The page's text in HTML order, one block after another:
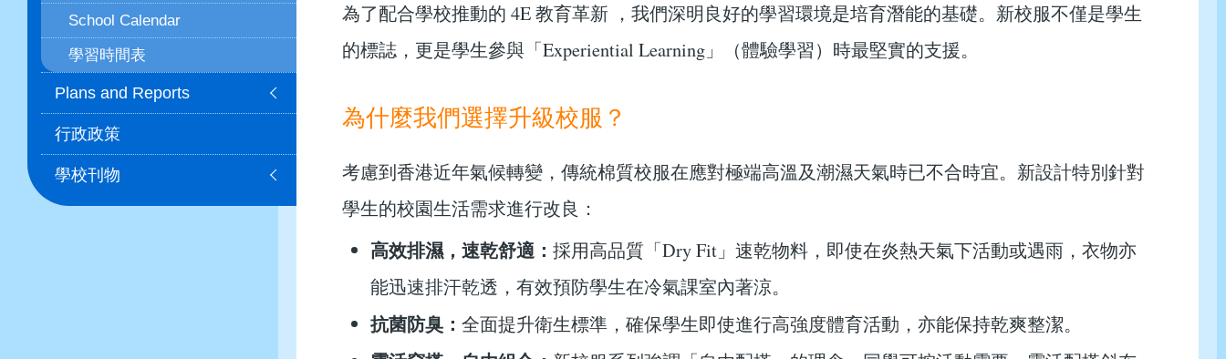
為了配合學校推動的 4E 教育革新 ，我們深明良好的學習環境是培育潛能的基礎。新校服不僅是學生
的標誌，更是學生參與「Experiential Learning」（體驗學習）時最堅實的支援。
為什麼我們選擇升級校服？
考慮到香港近年氣候轉變，傳統棉質校服在應對極端高溫及潮濕天氣時已不合時宜。新設計特別針對
學生的校園生活需求進行改良：
高效排濕，速乾舒適： 採用高品質「Dry Fit」速乾物料，即使在炎熱天氣下活動或遇雨，衣物亦
能迅速排汗乾透，有效預防學生在冷氣課室內著涼。
抗菌防臭： 全面提升衛生標準，確保學生即使進行高強度體育活動，亦能保持乾爽整潔。
School Calendar
學習時間表
Plans and Reports
行政政策
學校刊物